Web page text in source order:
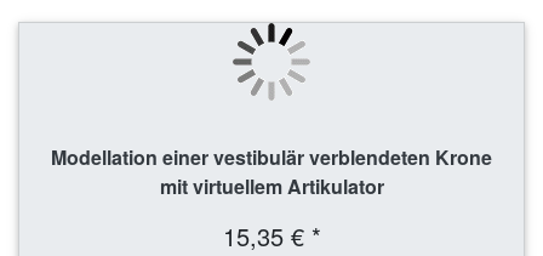
Modellation einer vestibulär verblendeten Krone
mit virtuellem Artikulator
15,35 € *